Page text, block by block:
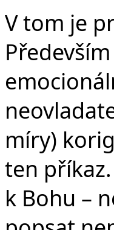
V tom je
míry)
ten
k Bohu –